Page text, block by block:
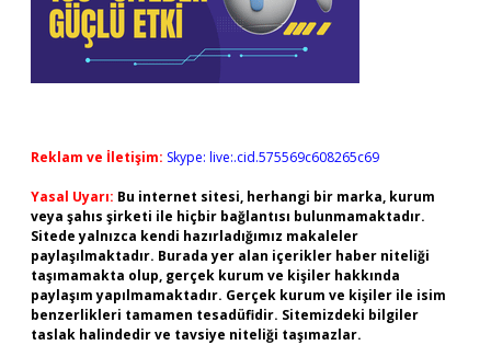
Reklam ve İletişim: Skype: live:.cid.575569c608265c69
Yasal Uyarı: Bu internet sitesi, herhangi bir marka, kurum
veya şahıs şirketi ile hiçbir bağlantısı bulunmamaktadır.
Sitede yalnızca kendi hazırladığımız makaleler
paylaşılmaktadır. Burada yer alan içerikler haber niteliği
taşımamakta olup, gerçek kurum ve kişiler hakkında
paylaşım yapılmamaktadır. Gerçek kurum ve kişiler ile isim
benzerlikleri tamamen tesadüfidir. Sitemizdeki bilgiler
taslak halindedir ve tavsiye niteliği taşımazlar.